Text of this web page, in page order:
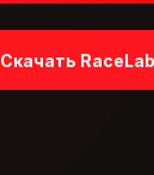
Скачать RaceLab